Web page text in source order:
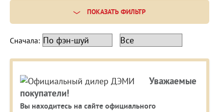
ПОКАЗАТЬ ФИЛЬТР
Сначала:
Уважаемые
покупатели!
Вы находитесь на сайте официального